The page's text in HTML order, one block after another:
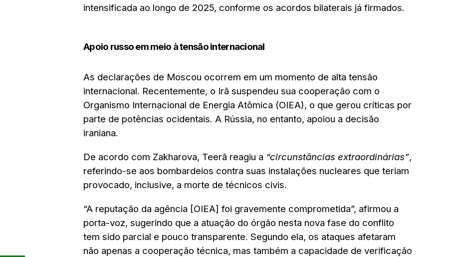
intensificada ao longo de 2025, conforme os acordos bilaterais já firmados.
Apoio russo em meio à tensão internacional
As declarações de Moscou ocorrem em um momento de alta tensão
internacional. Recentemente, o Irã suspendeu sua cooperação com o
Organismo Internacional de Energia Atômica (OIEA), o que gerou críticas por
parte de potências ocidentais. A Rússia, no entanto, apoiou a decisão
iraniana.
De acordo com Zakharova, Teerã reagiu a “circunstâncias extraordinárias”,
referindo-se aos bombardeios contra suas instalações nucleares que teriam
provocado, inclusive, a morte de técnicos civis.
“A reputação da agência [OIEA] foi gravemente comprometida”, afirmou a
porta-voz, sugerindo que a atuação do órgão nesta nova fase do conflito
tem sido parcial e pouco transparente. Segundo ela, os ataques afetaram
não apenas a cooperação técnica, mas também a capacidade de verificação